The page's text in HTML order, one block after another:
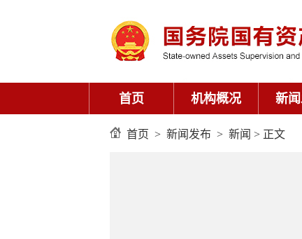
首页 机构概况 新
首页 > 新闻发布 > 新闻 > 正文